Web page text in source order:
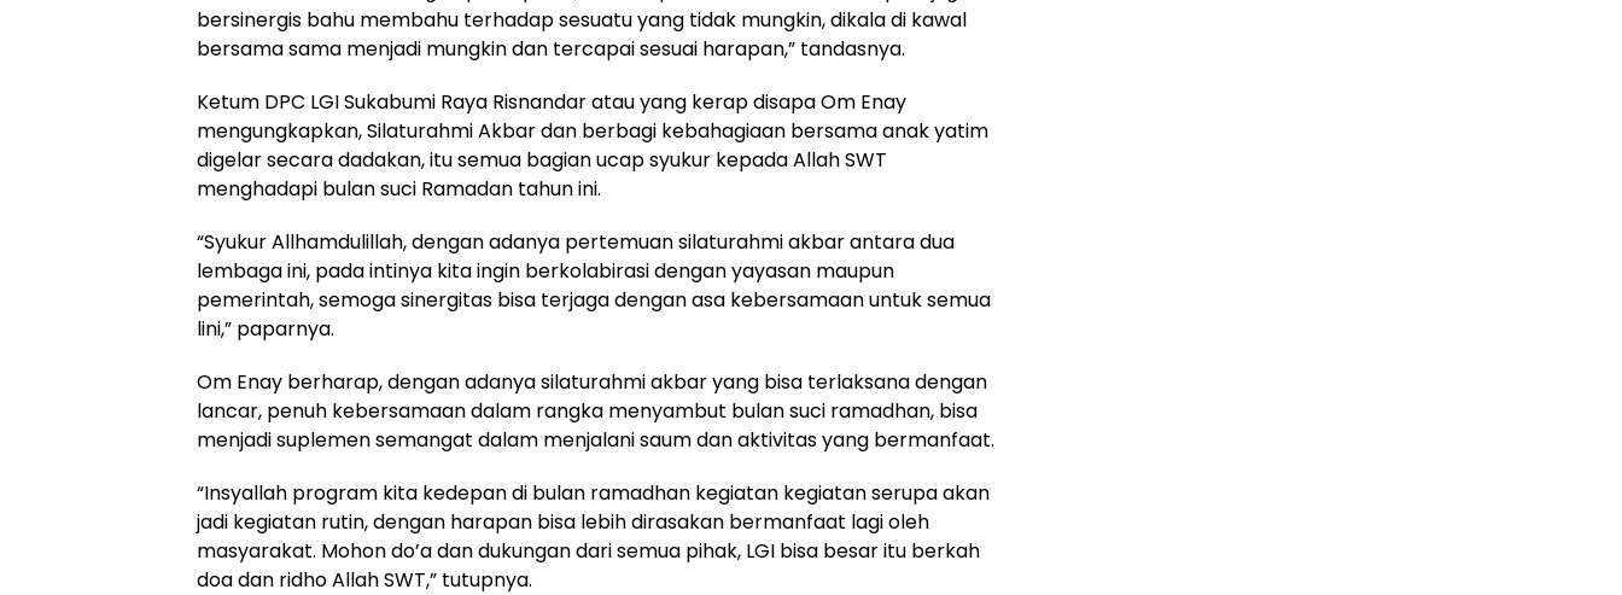
bersinergis bahu membahu terhadap sesuatu yang tidak mungkin, dikala di kawal
bersama sama menjadi mungkin dan tercapai sesuai harapan,” tandasnya.
Ketum DPC LGI Sukabumi Raya Risnandar atau yang kerap disapa Om Enay
mengungkapkan, Silaturahmi Akbar dan berbagi kebahagiaan bersama anak yatim
digelar secara dadakan, itu semua bagian ucap syukur kepada Allah SWT
menghadapi bulan suci Ramadan tahun ini.
“Syukur Allhamdulillah, dengan adanya pertemuan silaturahmi akbar antara dua
lembaga ini, pada intinya kita ingin berkolabirasi dengan yayasan maupun
pemerintah, semoga sinergitas bisa terjaga dengan asa kebersamaan untuk semua
lini,” paparnya.
Om Enay berharap, dengan adanya silaturahmi akbar yang bisa terlaksana dengan
lancar, penuh kebersamaan dalam rangka menyambut bulan suci ramadhan, bisa
menjadi suplemen semangat dalam menjalani saum dan aktivitas yang bermanfaat.
“Insyallah program kita kedepan di bulan ramadhan kegiatan kegiatan serupa akan
jadi kegiatan rutin, dengan harapan bisa lebih dirasakan bermanfaat lagi oleh
masyarakat. Mohon do’a dan dukungan dari semua pihak, LGI bisa besar itu berkah
doa dan ridho Allah SWT,” tutupnya.